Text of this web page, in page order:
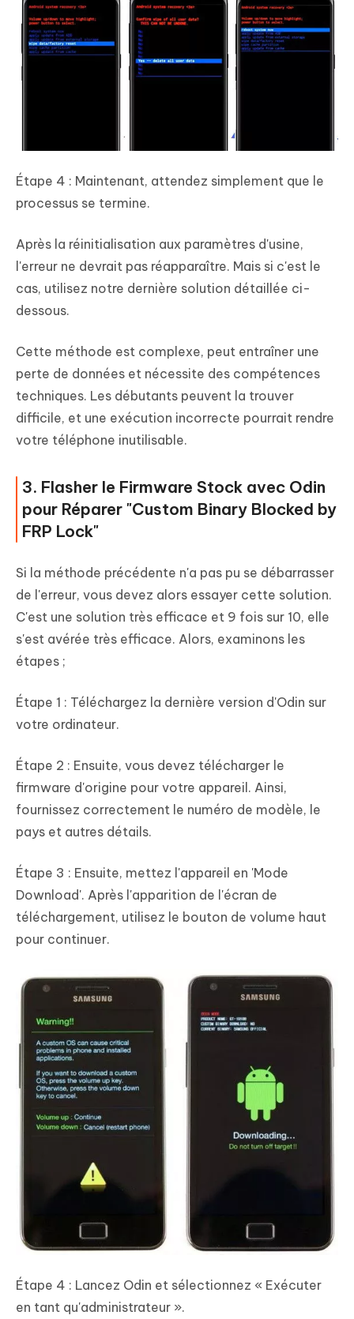
Étape 4 : Maintenant, attendez simplement que le
processus se termine.
Après la réinitialisation aux paramètres d'usine,
l'erreur ne devrait pas réapparaître. Mais si c'est le
cas, utilisez notre dernière solution détaillée ci-
dessous.
Cette méthode est complexe, peut entraîner une
perte de données et nécessite des compétences
techniques. Les débutants peuvent la trouver
difficile, et une exécution incorrecte pourrait rendre
votre téléphone inutilisable.
3. Flasher le Firmware Stock avec Odin
pour Réparer "Custom Binary Blocked by
FRP Lock"
Si la méthode précédente n'a pas pu se débarrasser
de l'erreur, vous devez alors essayer cette solution.
C'est une solution très efficace et 9 fois sur 10, elle
s'est avérée très efficace. Alors, examinons les
étapes ;
Étape 1 : Téléchargez la dernière version d'Odin sur
votre ordinateur.
Étape 2 : Ensuite, vous devez télécharger le
firmware d'origine pour votre appareil. Ainsi,
fournissez correctement le numéro de modèle, le
pays et autres détails.
Étape 3 : Ensuite, mettez l'appareil en 'Mode
Download'. Après l'apparition de l'écran de
téléchargement, utilisez le bouton de volume haut
pour continuer.
Étape 4 : Lancez Odin et sélectionnez « Exécuter
en tant qu'administrateur ».